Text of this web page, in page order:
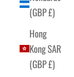
(GBP £)
Hong
Kong SAR
(GBP £)